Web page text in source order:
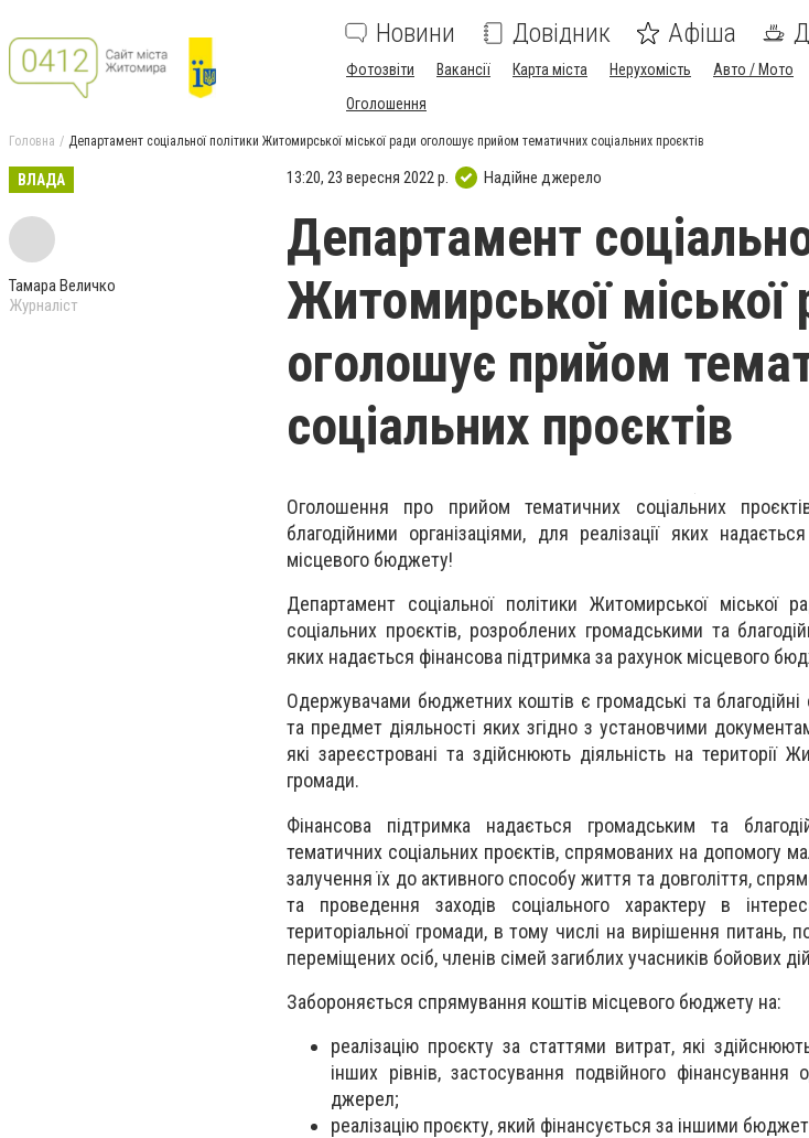
Новини Довідник Афіша
Фотозвіти Вакансії Карта міста Нерухомість Авто / Мото
Оголошення
Головна Департамент соціальної політики Житомирської міської ради оголошує прийом тематичних соціальних проєктів
ВЛАДА
Тамара Величко
Журналіст
13:20, 23 вересня 2022 р. Надійне джерело
Департамент
Житомирської міської
оголошує прийом
соціальних проєктів
Оголошення про прийом тематичних соціальних
благодійними організаціями, для реалізації яких
місцевого бюджету!
Департамент соціальної політики Житомирської міської
соціальних проєктів, розроблених громадськими та
яких надається фінансова підтримка за рахунок місцевого
Одержувачами бюджетних коштів є громадські та благодійні
та предмет діяльності яких згідно з установчими
які зареєстровані та здійснюють діяльність на території
громади.
Фінансова підтримка надається громадським та
тематичних соціальних проєктів, спрямованих на допомогу
залучення їх до активного способу життя та довголіття,
та проведення заходів соціального характеру в
територіальної громади, в тому числі на вирішення питань,
переміщених осіб, членів сімей загиблих учасників бойових
Забороняється спрямування коштів місцевого бюджету на:
реалізацію проєкту за статтями витрат, які
інших рівнів, застосування подвійного
джерел;
реалізацію проєкту, який фінансується за іншими